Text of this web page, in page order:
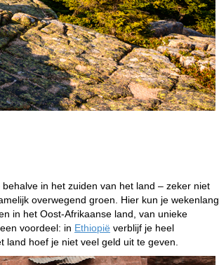
in het zuiden van het land – zeker niet
overwegend groen. Hier kun je wekenlang
in het Oost-Afrikaanse land, van unieke
voordeel: in Ethiopië verblijf je heel
hoef je niet veel geld uit te geven.